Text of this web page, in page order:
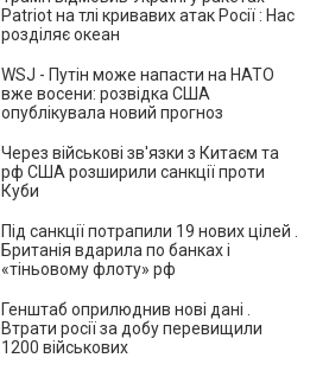
Patriot на тлі кривавих атак Росії : Нас
розділяє океан
WSJ - Путін може напасти на НАТО
вже восени: розвідка США
опублікувала новий прогноз
Через військові зв'язки з Китаєм та
рф США розширили санкції проти
Куби
Під санкції потрапили 19 нових цілей .
Британія вдарила по банках і
«тіньовому флоту» рф
Генштаб оприлюднив нові дані .
Втрати росії за добу перевищили
1200 військових